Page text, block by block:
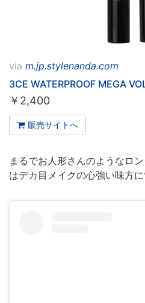
via m.jp.stylenanda.com
3CE WATERPROOF MEGA
￥ 2,400
販売サイトへ
まるでお人形さんのようなロ
はデカ目メイクの心強い味方